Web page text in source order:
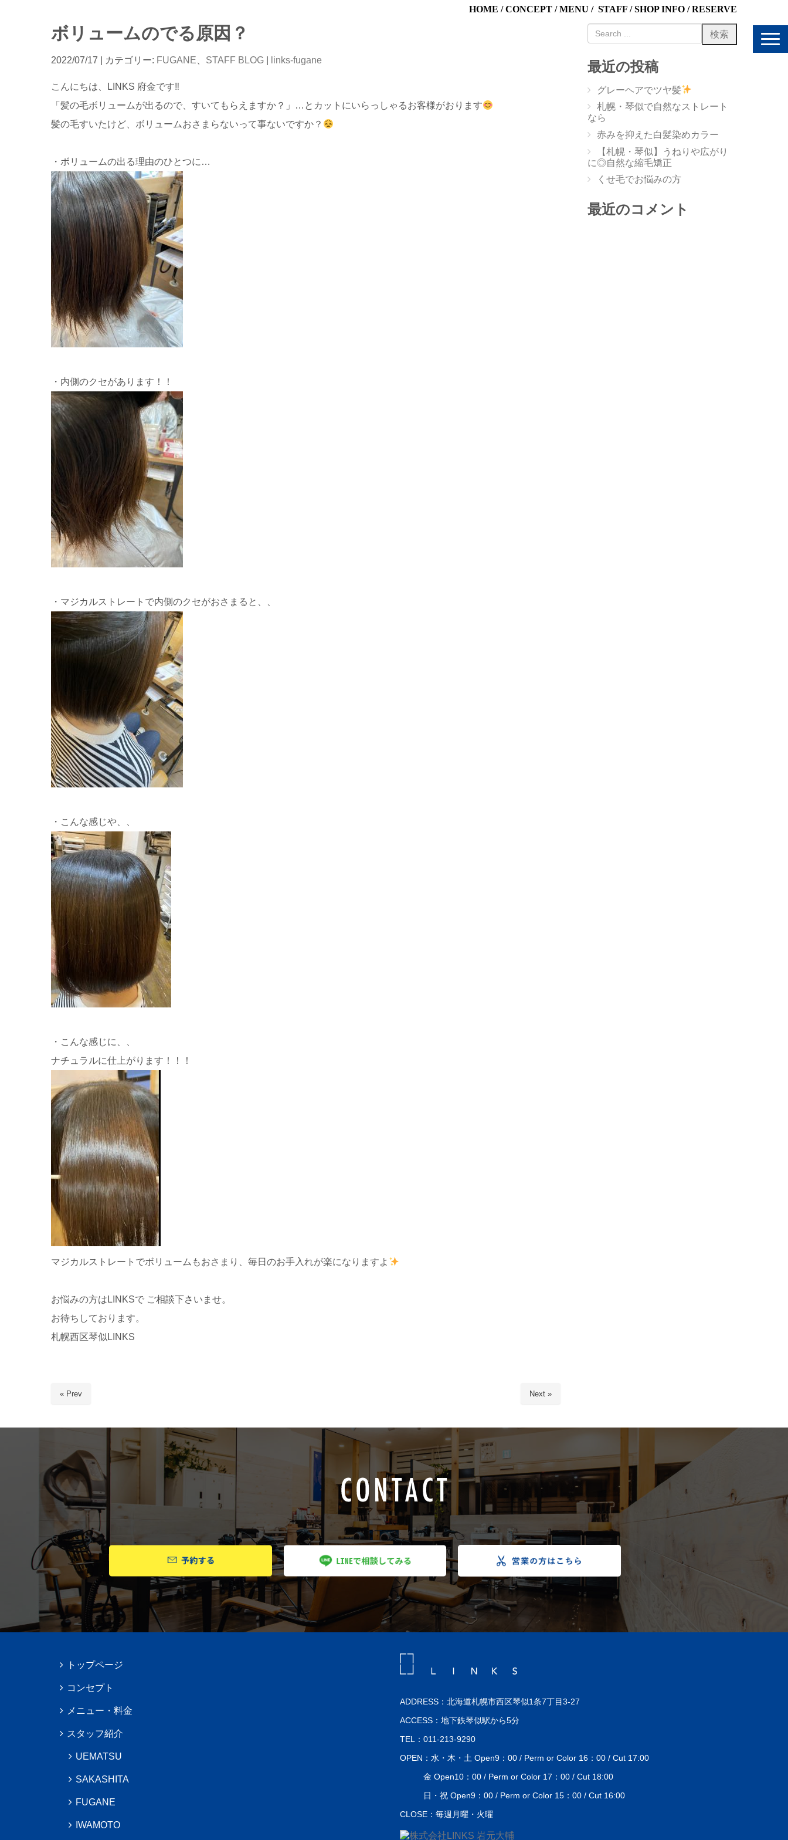
HOME /CONCEPT /MENU / STAFF /SHOP INFO /RESERVE
N
ボリュームのでる原因？
2022/07/17 | カテゴリー: FUGANE STAFF BLOG links-fugane
こんにちは、LINKS 府金です‼︎
「髪の毛ボリュームが出るので、すいてもらえますか？」…とカットにいらっしゃるお客様がおります
髪の毛すいたけど、ボリュームおさまらないって事ないですか？
・ボリュームの出る理由のひとつに…
・内側のクセがあります！！
・マジカルストレートで内側のクセがおさまると、、
・こんな感じや、、
・こんな感じに、、
ナチュラルに仕上がります！！！
マジカルストレートでボリュームもおさまり、毎日のお手入れが楽になりますよ
お悩みの方はLINKSで ご相談下さいませ。
お待ちしております。
札幌西区琴似LINKS
« Prev Next »
最近の投稿
グレーヘアでツヤ髪
札幌・琴似で自然なストレート
なら
赤みを抑えた白髪染めカラー
【札幌・琴似】うねりや広がり
に◎自然な縮毛矯正
くせ毛でお悩みの方
最近のコメント
トップページ
コンセプト
メニュー・料金
スタッフ紹介
UEMATSU
SAKASHITA
FUGANE
IWAMOTO
ADDRESS：北海道札幌市西区琴似1条7丁目3-27
ACCESS：地下鉄琴似駅から5分
TEL：011-213-9290
OPEN：水・木・土 Open9：00 / Perm or Color 16：00 / Cut 17:00
金 Open10：00 / Perm or Color 17：00 / Cut 18:00
日・祝 Open9：00 / Perm or Color 15：00 / Cut 16:00
CLOSE：毎週月曜・火曜